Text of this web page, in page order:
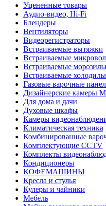
Уцененные товары
Аудио-видео, Hi-Fi
Блендеры
Вентиляторы
Видеорегистраторы
Встраиваемые вытяжки
Встраиваемые
Встраиваемые
Встраиваемые
Газовые варочные
Дизайнерские камеры
Для дома и дачи
Духовые шкафы
Камеры
Климатическая техника
Комбинированные
Комплектующие CCTV
Комплекты
Кондиционеры
КОФЕМАШИНЫ
Кресла и стулья
Кулеры и чайники
Мебель